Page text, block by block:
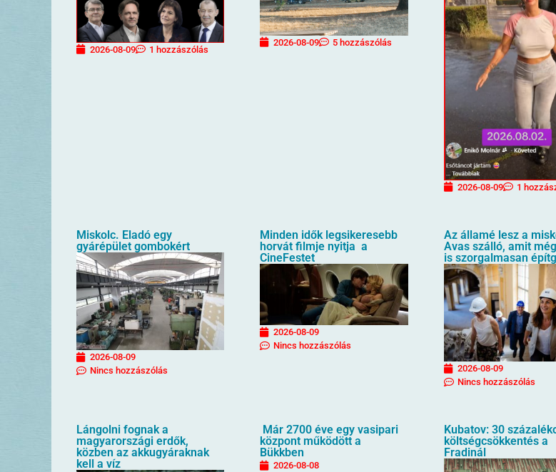
2026-08-09 1 hozzászólás
2026-08-09 5 hozzászólás
2026-08-09 1
Miskolc. Eladó egy
gyárépület gombokért
2026-08-09
Nincs hozzászólás
Minden idők legsikeresebb
horvát filmje nyitja a
CineFestet
2026-08-09
Nincs hozzászólás
Az államé lesz a
Avas szálló, amit
is szorgalmasan
2026-08-09
Nincs hozzászólás
Lángolni fognak a
magyarországi erdők,
közben az akkugyáraknak
kell a víz
Már 2700 éve egy vasipari
központ működött a
Bükkben
2026-08-08
Kubatov: 30
költségcsökkentés a
Fradinál